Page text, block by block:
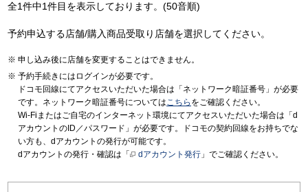
全1件中1件目を表示しております。(50音順)
予約申込する店舗/購入商品受取り店舗を選択してください。
申し込み後に店舗を変更することはできません。
予約手続きにはログインが必要です。
ドコモ回線にてアクセスいただいた場合は「ネットワーク暗証番号」が必要
です。ネットワーク暗証番号についてはこちら をご確認ください。
Wi-Fiまたはご自宅のインターネット環境にてアクセスいただいた場合は「d
アカウントのID／パスワード」が必要です。ドコモの契約回線をお持ちでな
い方も、dアカウントの発行が可能です。
dアカウントの発行・確認は「
dアカウント発行 」でご確認ください。